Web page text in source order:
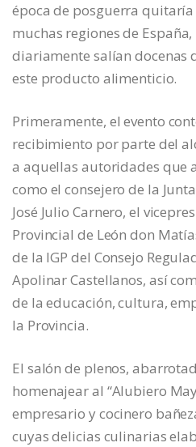
época de posguerra
muchas regiones de
diariamente salían docenas
este producto alimenticio.
Primeramente, el evento
recibimiento por parte del
a aquellas autoridades que
como el consejero de la
José Julio Carnero, el
Provincial de León don
de la IGP del Consejo
Apolinar Castellanos, así
de la educación, cultura,
la Provincia.
El salón de plenos,
homenajear al “Alubiero
empresario y cocinero
cuyas delicias culinarias